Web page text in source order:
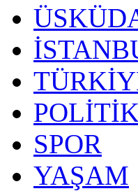
SPOR
YAŞAM